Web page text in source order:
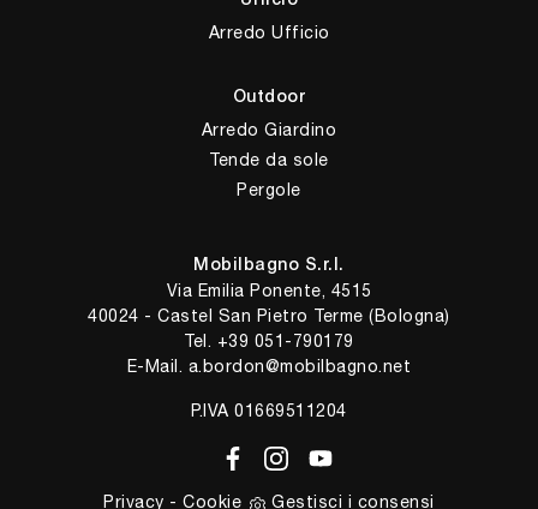
Arredo Ufficio
Outdoor
Arredo Giardino
Tende da sole
Pergole
Mobilbagno S.r.l.
Via Emilia Ponente, 4515
40024 - Castel San Pietro Terme (Bologna)
Tel. +39 051-790179
E-Mail. a.bordon@mobilbagno.net
P.IVA 01669511204
Privacy -Cookie Gestisci i consensi